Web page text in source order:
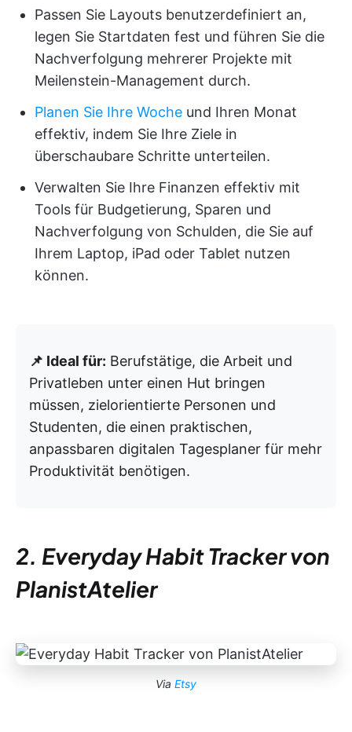
Passen Sie Layouts benutzerdefiniert an,
legen Sie Startdaten fest und führen Sie die
Nachverfolgung mehrerer Projekte mit
Meilenstein-Management durch.
Planen Sie Ihre Woche und Ihren Monat
effektiv, indem Sie Ihre Ziele in
überschaubare Schritte unterteilen.
Verwalten Sie Ihre Finanzen effektiv mit
Tools für Budgetierung, Sparen und
Nachverfolgung von Schulden, die Sie auf
Ihrem Laptop, iPad oder Tablet nutzen
können.
📌 Ideal für: Berufstätige, die Arbeit und
Privatleben unter einen Hut bringen
müssen, zielorientierte Personen und
Studenten, die einen praktischen,
anpassbaren digitalen Tagesplaner für mehr
Produktivität benötigen.
2. Everyday Habit Tracker von
PlanistAtelier
Via Etsy